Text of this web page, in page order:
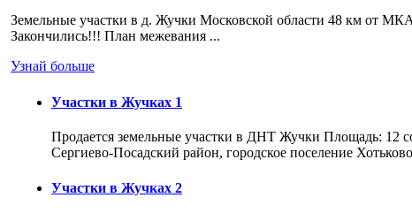
Земельные участки в д. Жучки Московской области 48 км от
Закончились!!! План межевания ...
Узнай больше
Участки в Жучках 1
Продается земельные участки в ДНТ Жучки Площадь: 12
Сергиево-Посадский район, городское поселение
Участки в Жучках 2